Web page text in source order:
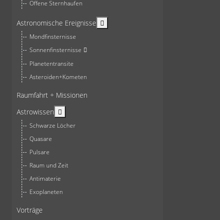
Offene Sternhaufen
Astronomische Ereignisse
Mondfinsternisse
Sonnenfinsternisse
Planetentransite
Asteroiden+Kometen
Raumfahrt + Missionen
Astrowissen
Schwarze Löcher
Quasare
Pulsare
Raum und Zeit
Antimaterie
Exoplaneten
Vorträge